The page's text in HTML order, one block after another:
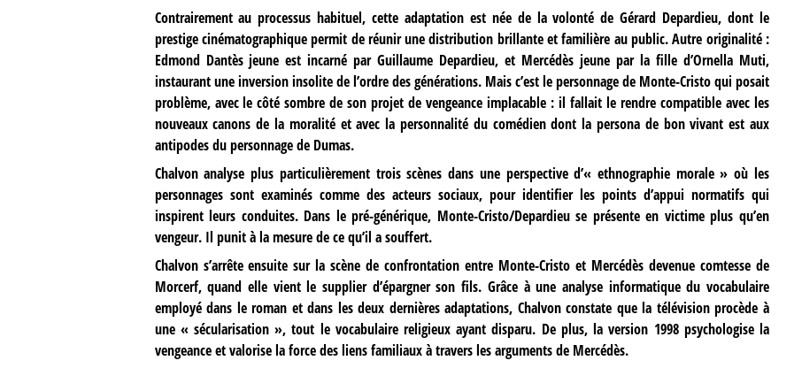
Contrairement au processus habituel, cette adaptation est née de la volonté de Gérard Depardieu, dont le
prestige cinématographique permit de réunir une distribution brillante et familière au public. Autre originalité :
Edmond Dantès jeune est incarné par Guillaume Depardieu, et Mercédès jeune par la fille d’Ornella Muti,
instaurant une inversion insolite de l’ordre des générations. Mais c’est le personnage de Monte-Cristo qui posait
problème, avec le côté sombre de son projet de vengeance implacable : il fallait le rendre compatible avec les
nouveaux canons de la moralité et avec la personnalité du comédien dont la persona de bon vivant est aux
antipodes du personnage de Dumas.
Chalvon analyse plus particulièrement trois scènes dans une perspective d’« ethnographie morale » où les
personnages sont examinés comme des acteurs sociaux, pour identifier les points d’appui normatifs qui
inspirent leurs conduites. Dans le pré-générique, Monte-Cristo/Depardieu se présente en victime plus qu’en
vengeur. Il punit à la mesure de ce qu’il a souffert.
Chalvon s’arrête ensuite sur la scène de confrontation entre Monte-Cristo et Mercédès devenue comtesse de
Morcerf, quand elle vient le supplier d’épargner son fils. Grâce à une analyse informatique du vocabulaire
employé dans le roman et dans les deux dernières adaptations, Chalvon constate que la télévision procède à
une « sécularisation », tout le vocabulaire religieux ayant disparu. De plus, la version 1998 psychologise la
vengeance et valorise la force des liens familiaux à travers les arguments de Mercédès.